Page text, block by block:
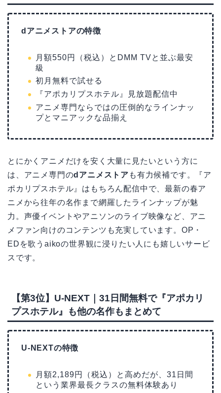
dアニメストアの特徴
月額550円（税込）とDMM TVと並ぶ最安
級
初月無料で試せる
『アポカリプスホテル』見放題配信中
アニメ専門ならではの圧倒的なラインナッ
プとマニアックな品揃え
とにかくアニメだけを安く大量に見たいという方に
は、アニメ専門のdアニメストア も有力候補です。『ア
ポカリプスホテル』はもちろん配信中で、最新の春ア
ニメから往年の名作まで網羅したラインナップが魅
力。声優イベントやアニソンのライブ映像など、アニ
メファン向けのコンテンツも充実しています。OP・
EDを歌うaikoの世界観に浸りたい人にも嬉しいサービ
スです。
【第3位】U-NEXT｜31日間無料で『アポカリ
プスホテル』も他の名作もまとめて
U-NEXTの特徴
月額2,189円（税込）と高めだが、31日間
という業界最長クラスの無料体験あり